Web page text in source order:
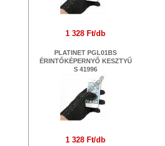
1 328 Ft/db
PLATINET PGL01BS
ÉRINTŐKÉPERNYŐ KESZTYŰ
S 41996
1 328 Ft/db